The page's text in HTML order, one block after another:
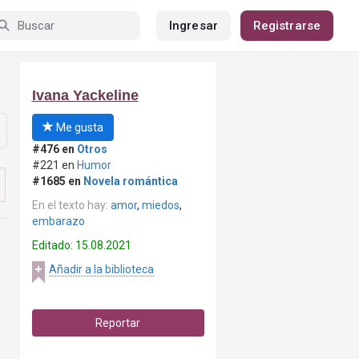
Ingresar Registrarse
Ivana Yackeline
Me gusta
#476 en Otros
#221 en Humor
#1685 en Novela romántica
En el texto hay: amor, miedos,
embarazo
Editado: 15.08.2021
Añadir a la biblioteca
Reportar